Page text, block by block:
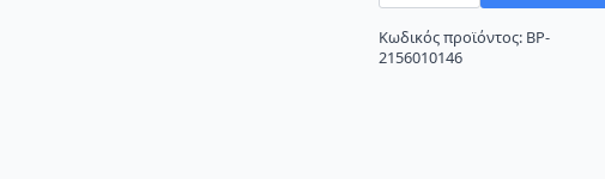
Inverter
12000
BTU
Κωδικός προϊόντος: BP-
2156010146